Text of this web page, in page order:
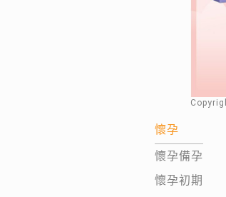
懷孕
懷孕備孕
懷孕初期